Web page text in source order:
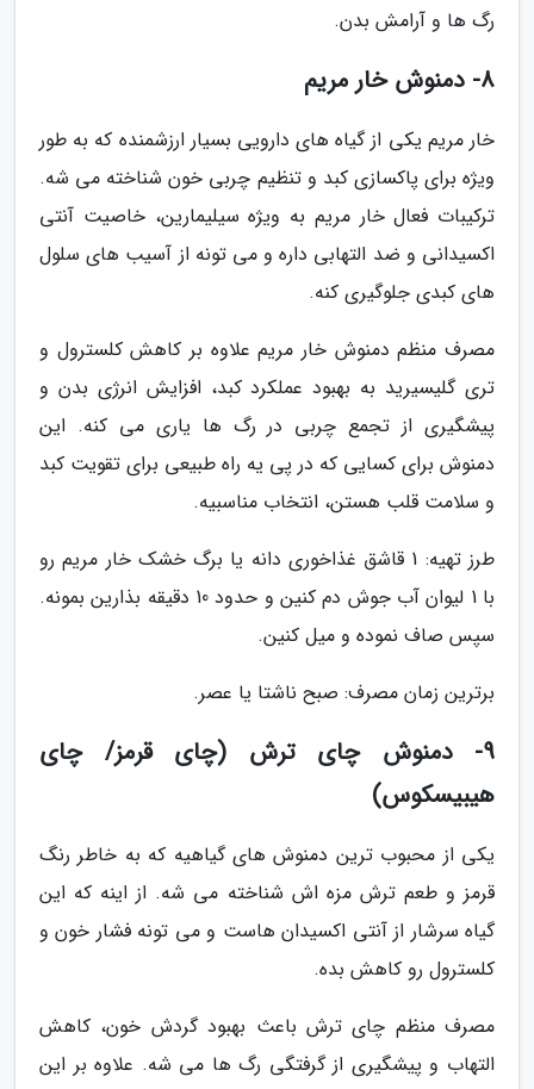
رگ ها و آرامش بدن.
8- دمنوش خار مریم
خار مریم یکی از گیاه های دارویی بسیار ارزشمنده که به طور
ویژه برای پاکسازی کبد و تنظیم چربی خون شناخته می شه.
ترکیبات فعال خار مریم به ویژه سیلیمارین، خاصیت آنتی
اکسیدانی و ضد التهابی داره و می تونه از آسیب های سلول
های کبدی جلوگیری کنه.
مصرف منظم دمنوش خار مریم علاوه بر کاهش کلسترول و
تری گلیسیرید به بهبود عملکرد کبد، افزایش انرژی بدن و
پیشگیری از تجمع چربی در رگ ها یاری می کنه. این
دمنوش برای کسایی که در پی یه راه طبیعی برای تقویت کبد
و سلامت قلب هستن، انتخاب مناسبیه.
طرز تهیه: 1 قاشق غذاخوری دانه یا برگ خشک خار مریم رو
با 1 لیوان آب جوش دم کنین و حدود 10 دقیقه بذارین بمونه.
سپس صاف نموده و میل کنین.
برترین زمان مصرف: صبح ناشتا یا عصر.
9- دمنوش چای ترش (چای قرمز/ چای
هیبیسکوس)
یکی از محبوب ترین دمنوش های گیاهیه که به خاطر رنگ
قرمز و طعم ترش مزه اش شناخته می شه. از اینه که این
گیاه سرشار از آنتی اکسیدان هاست و می تونه فشار خون و
کلسترول رو کاهش بده.
مصرف منظم چای ترش باعث بهبود گردش خون، کاهش
التهاب و پیشگیری از گرفتگی رگ ها می شه. علاوه بر این